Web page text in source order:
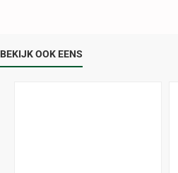
BEKIJK OOK EENS